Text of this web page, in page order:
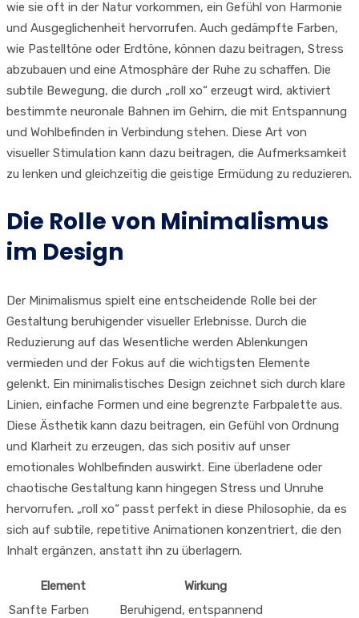
wie sie oft in der Natur vorkommen, ein Gefühl von Harmonie
und Ausgeglichenheit hervorrufen. Auch gedämpfte Farben,
wie Pastelltöne oder Erdtöne, können dazu beitragen, Stress
abzubauen und eine Atmosphäre der Ruhe zu schaffen. Die
subtile Bewegung, die durch „roll xo“ erzeugt wird, aktiviert
bestimmte neuronale Bahnen im Gehirn, die mit Entspannung
und Wohlbefinden in Verbindung stehen. Diese Art von
visueller Stimulation kann dazu beitragen, die Aufmerksamkeit
zu lenken und gleichzeitig die geistige Ermüdung zu reduzieren.
Die Rolle von Minimalismus
im Design
Der Minimalismus spielt eine entscheidende Rolle bei der
Gestaltung beruhigender visueller Erlebnisse. Durch die
Reduzierung auf das Wesentliche werden Ablenkungen
vermieden und der Fokus auf die wichtigsten Elemente
gelenkt. Ein minimalistisches Design zeichnet sich durch klare
Linien, einfache Formen und eine begrenzte Farbpalette aus.
Diese Ästhetik kann dazu beitragen, ein Gefühl von Ordnung
und Klarheit zu erzeugen, das sich positiv auf unser
emotionales Wohlbefinden auswirkt. Eine überladene oder
chaotische Gestaltung kann hingegen Stress und Unruhe
hervorrufen. „roll xo“ passt perfekt in diese Philosophie, da es
sich auf subtile, repetitive Animationen konzentriert, die den
Inhalt ergänzen, anstatt ihn zu überlagern.
Element
Wirkung
Sanfte Farben
Beruhigend, entspannend